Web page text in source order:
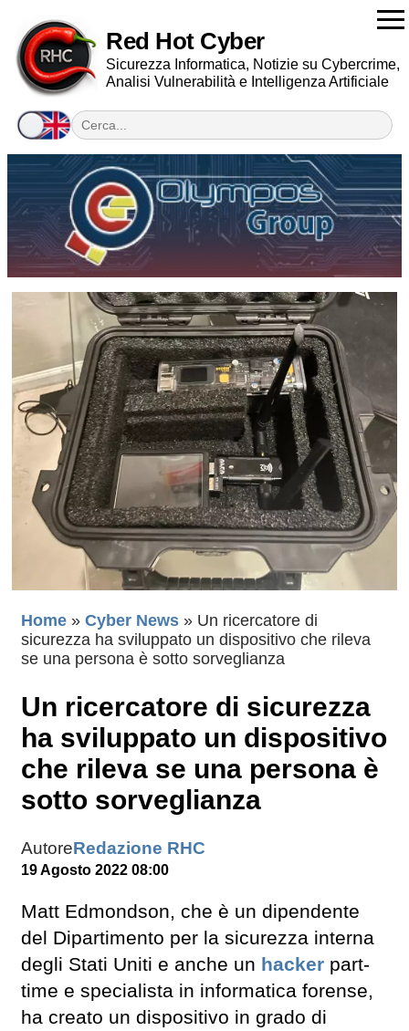
Red Hot Cyber
Sicurezza Informatica, Notizie su Cybercrime,
Analisi Vulnerabilità e Intelligenza Artificiale
Home » Cyber News » Un ricercatore di
sicurezza ha sviluppato un dispositivo che rileva
se una persona è sotto sorveglianza
Un ricercatore di sicurezza
ha sviluppato un dispositivo
che rileva se una persona è
sotto sorveglianza
AutoreRedazione RHC
19 Agosto 2022 08:00
Matt Edmondson, che è un dipendente
del Dipartimento per la sicurezza interna
degli Stati Uniti e anche un hacker part-
time e specialista in informatica forense,
ha creato un dispositivo in grado di